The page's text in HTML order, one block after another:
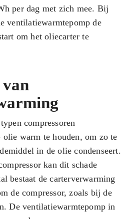
per dag met zich mee. Bij
ventilatiewarmtepomp de
om het oliecarter te
g
compressoren
warm te houden, om zo te
in de olie condenseert.
kan dit schade
bestaat de carterverwarming
de compressor, zoals bij de
De ventilatiewarmtepomp in